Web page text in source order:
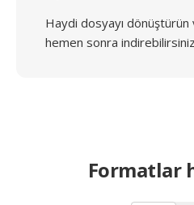
Haydi dosyayı dönüştürün
hemen sonra indirebilirsiniz
Formatlar